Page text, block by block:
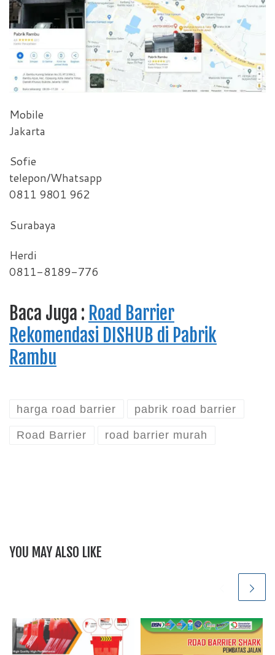
Mobile
Jakarta
Sofie
telepon/Whatsapp
0811 9801 962
Surabaya
Herdi
0811-8189-776
Baca Juga : Road Barrier
Rekomendasi DISHUB di Pabrik
Rambu
harga road barrier pabrik road barrier
Road Barrier road barrier murah
YOU MAY ALSO LIKE